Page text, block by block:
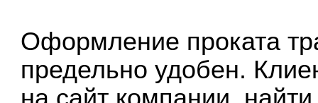
Оформление проката
предельно удобен.